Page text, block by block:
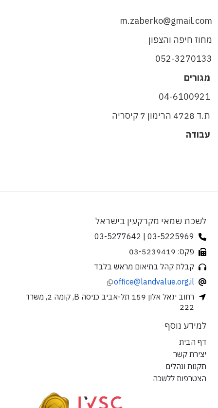
m.zaberko@gmail.com
מחוז חיפה והצפון
052-3270133
מגורים
04-6100921
ת.ד 4728 הרימון 7 קיסריה
עבודה
לשכת שמאי מקרקעין בישראל
03-5225969 | 03-5277642
פקס: 03-5239419
קבלת קהל בתיאום מראש בלבד
office@landvalue.org.il
רחוב יגאל אלון 159 תל-אביב כניסה B, קומה 2, משרד
222
למידע נוסף
דף הבית
יצירת קשר
תקנות ונהלים
הצטרפות ללשכה